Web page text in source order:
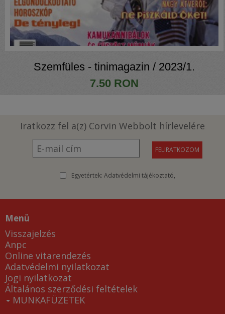
Szemfüles - tinimagazin / 2023/1.
7.50 RON
Iratkozz fel a(z) Corvin Webbolt hírlevelére
Egyetértek: Adatvédelmi tájékoztató
Menü
Visszajelzés
Anpc
Online vitarendezés
Adatvédelmi nyilatkozat
Jogi nyilatkozat
Általános szerződési feltételek
MUNKAFÜZETEK